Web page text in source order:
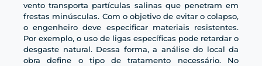
vento transporta partículas salinas que penetram em
frestas minúsculas. Com o objetivo de evitar o colapso,
o engenheiro deve especificar materiais resistentes.
Por exemplo, o uso de ligas específicas pode retardar o
desgaste natural. Dessa forma, a análise do local da
obra define o tipo de tratamento necessário. No